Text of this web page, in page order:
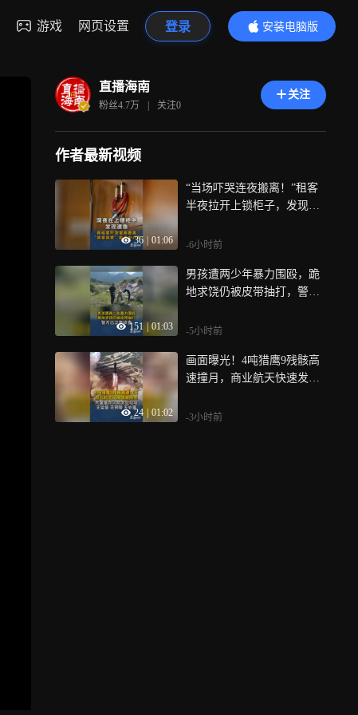
游戏 网页设置 登录
安装电脑版
内容更精彩
直播海南
粉丝4.7万 | 关注0
关注
作者最新视频
36 01:06
“当场吓哭连夜搬离！”租客
半夜拉开上锁柜子，发现红
-6小时前
151 01:03
男孩遭两少年暴力围殴，跪
地求饶仍被皮带抽打，警方
-5小时前
24 01:02
画面曝光！4吨猎鹰9残骸高
速撞月，商业航天快速发展
箭太空垃圾流入地月空间，
-3小时前